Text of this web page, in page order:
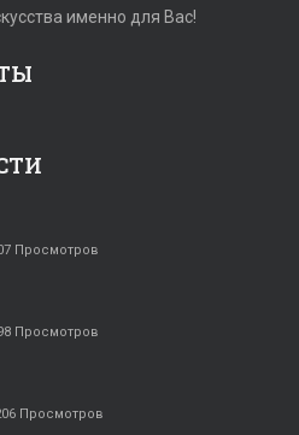
именно для Вас!
Просмотров
Просмотров
Просмотров